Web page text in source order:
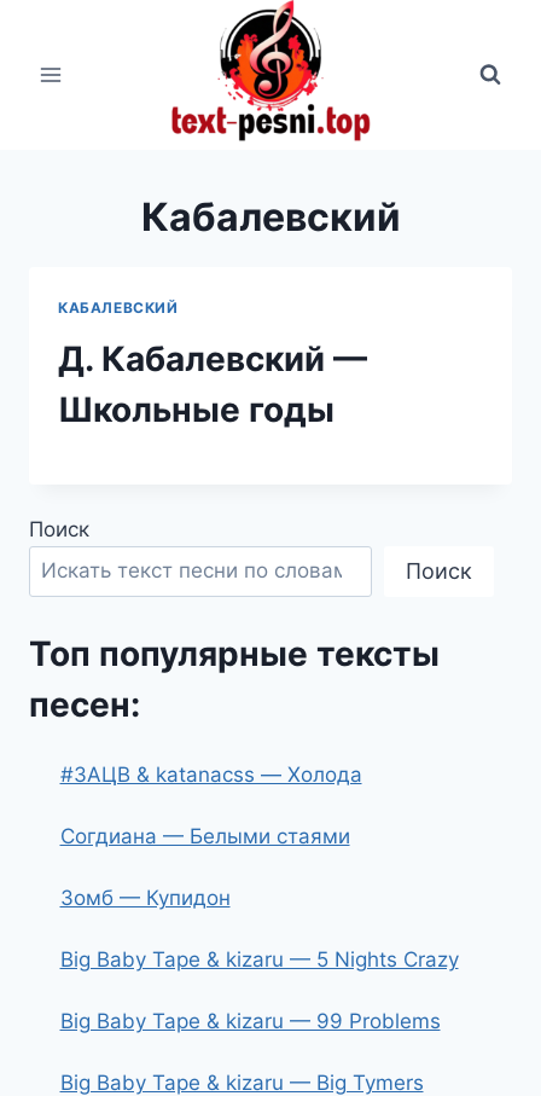
содержимому
Кабалевский
КАБАЛЕВСКИЙ
Д. Кабалевский —
Школьные годы
Поиск
Поиск
Топ популярные тексты
песен:
#ЗАЦВ & katanacss — Холода
Согдиана — Белыми стаями
Зомб — Купидон
Big Baby Tape & kizaru — 5 Nights Crazy
Big Baby Tape & kizaru — 99 Problems
Big Baby Tape & kizaru — Big Tymers